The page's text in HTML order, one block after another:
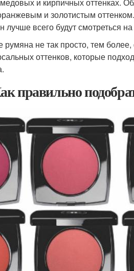
и золотистым
всего будут смотреться
не так просто, тем
оттенков, которые
правильно